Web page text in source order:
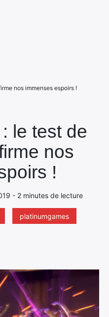
le test de
nos
!
- 2 minutes de lecture
platinumgames
nos immenses espoirs !